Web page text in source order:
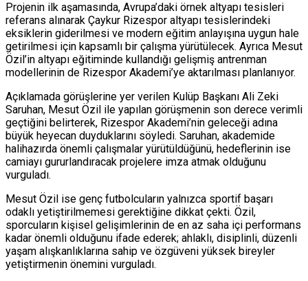
Projenin ilk aşamasında, Avrupa’daki örnek altyapı tesisleri
referans alınarak Çaykur Rizespor altyapı tesislerindeki
eksiklerin giderilmesi ve modern eğitim anlayışına uygun hale
getirilmesi için kapsamlı bir çalışma yürütülecek. Ayrıca Mesut
Özil’in altyapı eğitiminde kullandığı gelişmiş antrenman
modellerinin de Rizespor Akademi’ye aktarılması planlanıyor.
Açıklamada görüşlerine yer verilen Kulüp Başkanı Ali Zeki
Saruhan, Mesut Özil ile yapılan görüşmenin son derece verimli
geçtiğini belirterek, Rizespor Akademi’nin geleceği adına
büyük heyecan duyduklarını söyledi. Saruhan, akademide
halihazırda önemli çalışmalar yürütüldüğünü, hedeflerinin ise
camiayı gururlandıracak projelere imza atmak olduğunu
vurguladı.
Mesut Özil ise genç futbolcuların yalnızca sportif başarı
odaklı yetiştirilmemesi gerektiğine dikkat çekti. Özil,
sporcuların kişisel gelişimlerinin de en az saha içi performans
kadar önemli olduğunu ifade ederek; ahlaklı, disiplinli, düzenli
yaşam alışkanlıklarına sahip ve özgüveni yüksek bireyler
yetiştirmenin önemini vurguladı.